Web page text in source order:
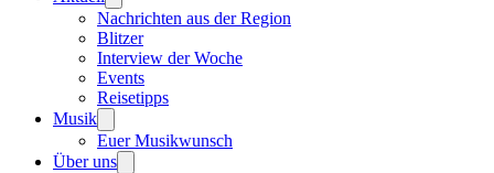
Nachrichten aus der Region
Blitzer
Interview der Woche
Events
Reisetipps
Musik
Euer Musikwunsch
Über uns